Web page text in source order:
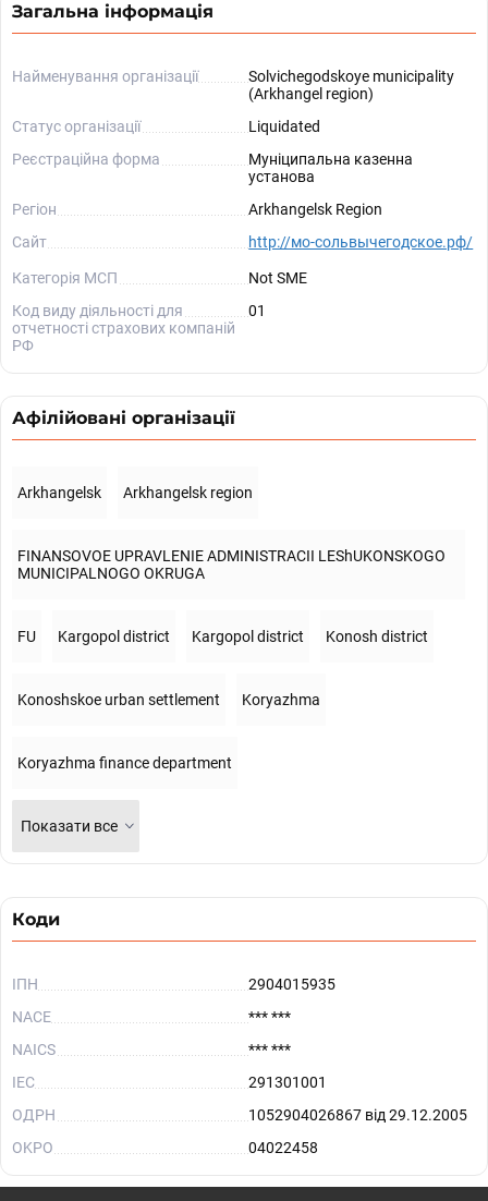
Загальна інформація
Найменування організації
Solvichegodskoye municipality
(Arkhangel region)
Статус організації
Liquidated
Реєстраційна форма
Муніципальна казенна
установа
Регіон
Arkhangelsk Region
Сайт
http://мо-сольвычегодское.рф/
Категорія МСП
Not SME
Код виду діяльності для
отчетності страхових компаній
РФ
01
Афілійовані організації
Arkhangelsk Arkhangelsk region
FINANSOVOE UPRAVLENIE ADMINISTRACII LEShUKONSKOGO
MUNICIPALNOGO OKRUGA
FU Kargopol district Kargopol district Konosh district
Konoshskoe urban settlement Koryazhma
Koryazhma finance department
Показати все
Коди
ІПН
2904015935
NACE
*** ***
NAICS
*** ***
IEC
291301001
ОДРН
1052904026867 від 29.12.2005
OKPO
04022458